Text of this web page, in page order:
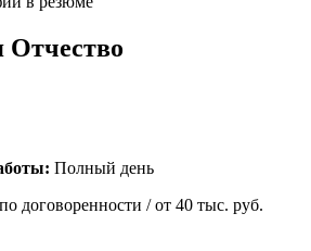
Полный день
по договоренности / от 40 тыс. руб.